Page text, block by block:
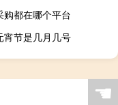
购都在哪个平台
宵节是几月几号
☚